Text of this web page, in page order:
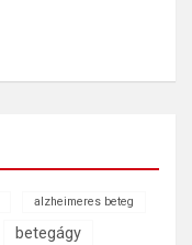
alzheimeres beteg
betegágy